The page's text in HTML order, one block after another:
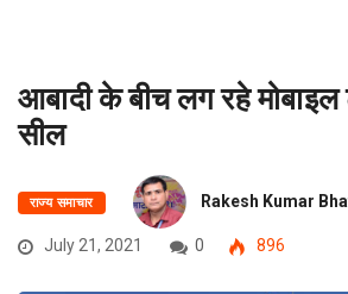
आबादी के बीच लग रहे मोबाइल
सील
राज्य समाचार Rakesh Kumar
July 21, 2021 0 896